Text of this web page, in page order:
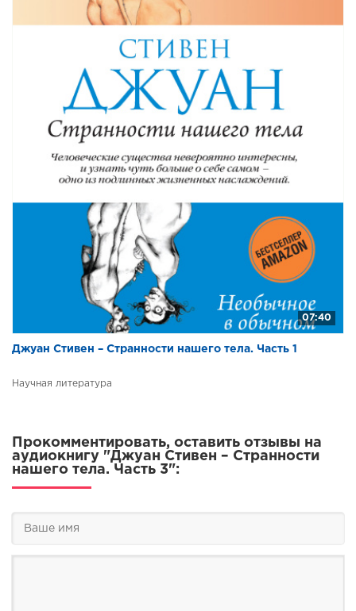
07:40
Джуан Стивен – Странности нашего тела. Часть 1
Научная литература
Прокомментировать, оставить отзывы на
аудиокнигу "Джуан Стивен – Странности
нашего тела. Часть 3":